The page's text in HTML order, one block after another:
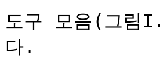
도구 모음(그림
다.